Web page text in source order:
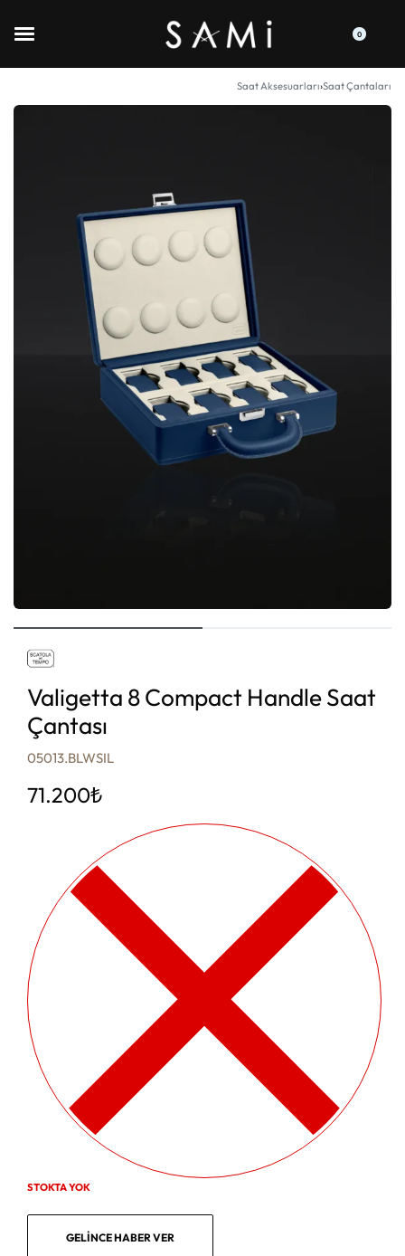
0
Saat Aksesuarları›Saat Çantaları
Valigetta 8 Compact Handle Saat
Çantası
05013.BLWSIL
71.200₺
STOKTA YOK
GELINCE HABER VER